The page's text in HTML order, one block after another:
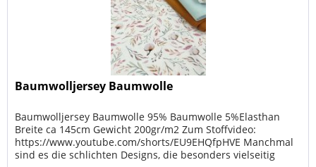
Baumwolljersey Baumwolle
Baumwolljersey Baumwolle 95% Baumwolle 5%Elasthan
Breite ca 145cm Gewicht 200gr/m2 Zum Stoffvideo:
https://www.youtube.com/shorts/EU9EHQfpHVE Manchmal
sind es die schlichten Designs, die besonders vielseitig